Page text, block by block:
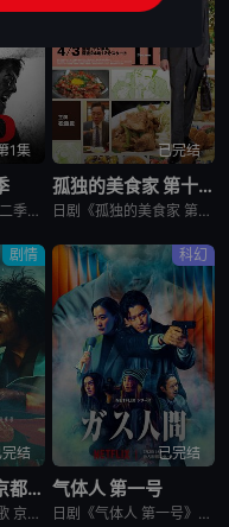
1集
日剧《麻辣教师 第二季》又名：GTO 2,GTO 続編，讲述了：故事背景设定在由大型企业出资设立的私立诚进学园。在这个推崇数字化管理、师生评价透明化的“令和教育现场”，52岁的鬼塚英吉将出任班主任。面
已完结
孤独的美食家 第十一季
日剧《孤独的美食家 第十一季》又名：孤独のグルメ Season11，讲述了：《孤独的美食家》 第11季宣布回归，定档4月3日开播。这也是继2022年10月第10季播出以来，该系列时隔三年半再次推出新一
剧情
结
新选组镇魂歌 京都决战篇
日剧《新选组镇魂歌 京都决战篇》又名：ちるらん 新撰組鎮魂歌 配信ドラマ,ちるらん 新撰組鎮魂歌 京都決戦篇，讲述了：幕末的江户，终日打架斗殴、被称作“刺头”的土方岁三，与近藤勇、山南敬助、冲田总司等
科幻
已完结
气体人 第一号
日剧《气体人 第一号》又名：气体人第一号,气体人 第1号,气体人,Human Vapor,ガス人間，讲述了：冈本贤治（小栗旬 饰）是一位停职中的刑警，受命追查造成一连串离奇命案的罪魁祸首。一切始于一位